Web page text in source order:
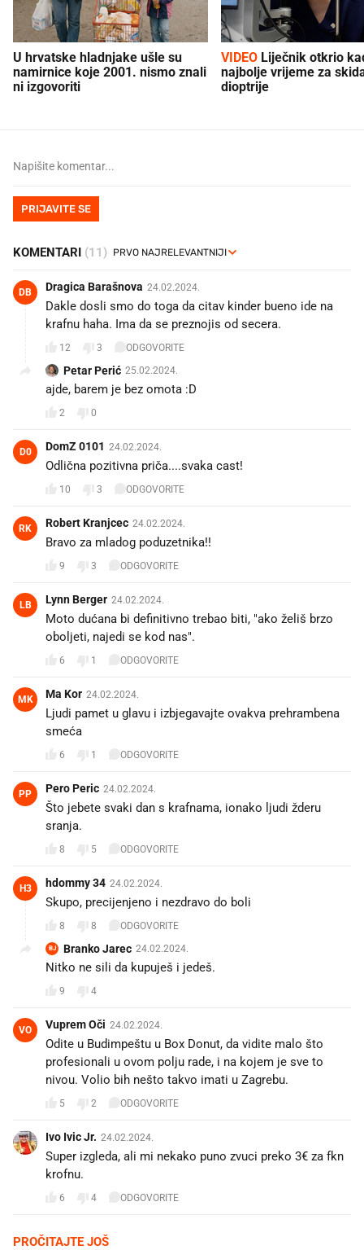
U hrvatske hladnjake ušle su
namirnice koje 2001. nismo znali
ni izgovoriti
VIDEO
najbolje vrijeme za
dioptrije
PRIJAVITE SE
KOMENTARI (11)
DB Dragica Barašnova 24.02.2024.
Dakle dosli smo do toga da citav kinder bueno ide na
krafnu haha. Ima da se preznojis od secera.
12 3 ODGOVORITE
Petar Perić 25.02.2024.
ajde, barem je bez omota :D
2 0
D0 DomZ 0101 24.02.2024.
Odlična pozitivna priča....svaka cast!
10 3 ODGOVORITE
RK Robert Kranjcec 24.02.2024.
Bravo za mladog poduzetnika!!
9 3 ODGOVORITE
LB Lynn Berger 24.02.2024.
Moto dućana bi definitivno trebao biti, "ako želiš brzo
oboljeti, najedi se kod nas".
6 1 ODGOVORITE
MK Ma Kor 24.02.2024.
Ljudi pamet u glavu i izbjegavajte ovakva prehrambena
smeća
6 1 ODGOVORITE
PP Pero Peric 24.02.2024.
Što jebete svaki dan s krafnama, ionako ljudi žderu
sranja.
8 5 ODGOVORITE
H3 hdommy 34 24.02.2024.
Skupo, precijenjeno i nezdravo do boli
8 8 ODGOVORITE
BJ Branko Jarec 24.02.2024.
Nitko ne sili da kupuješ i jedeš.
9 4
VO Vuprem Oči 24.02.2024.
Odite u Budimpeštu u Box Donut, da vidite malo što
profesionali u ovom polju rade, i na kojem je sve to
nivou. Volio bih nešto takvo imati u Zagrebu.
5 2 ODGOVORITE
Ivo Ivic Jr. 24.02.2024.
Super izgleda, ali mi nekako puno zvuci preko 3€ za fkn
krofnu.
6 4 ODGOVORITE
PROČITAJTE JOŠ